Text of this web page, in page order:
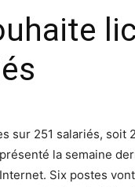
sur 251 salariés, soit
la semaine
Six postes